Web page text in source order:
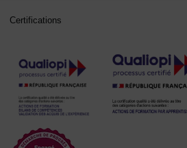
Certifications